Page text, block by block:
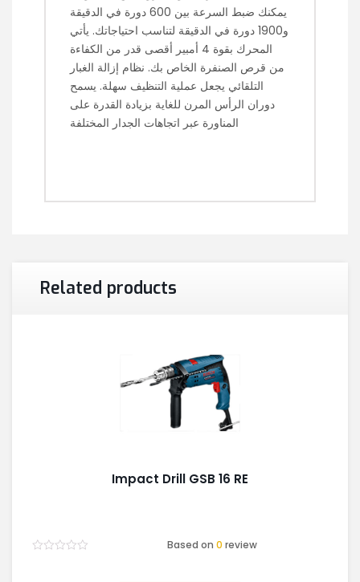
يمكنك ضبط السرعة بين 600 دورة في الدقيقة
و1900 دورة في الدقيقة لتناسب احتياجاتك. يأتي
المحرك بقوة 4 أمبير أقصى قدر من الكفاءة
من قرص الصنفرة الخاص بك. نظام إزالة الغبار
التلقائي يجعل عملية التنظيف سهلة. يسمح
دوران الرأس المرن للغاية بزيادة القدرة على
المناورة عبر اتجاهات الجدار المختلفة
Related products
Impact Drill GSB 16 RE
Based on0 review